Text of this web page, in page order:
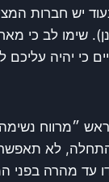
דולר, בעוד יש
שימו לב כי
כי יהיה
״מרווח
לא
עד מהרה בפני